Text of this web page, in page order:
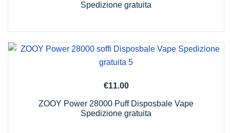
Spedizione gratuita
€11.00
ZOOY Power 28000 Puff Disposbale Vape
Spedizione gratuita